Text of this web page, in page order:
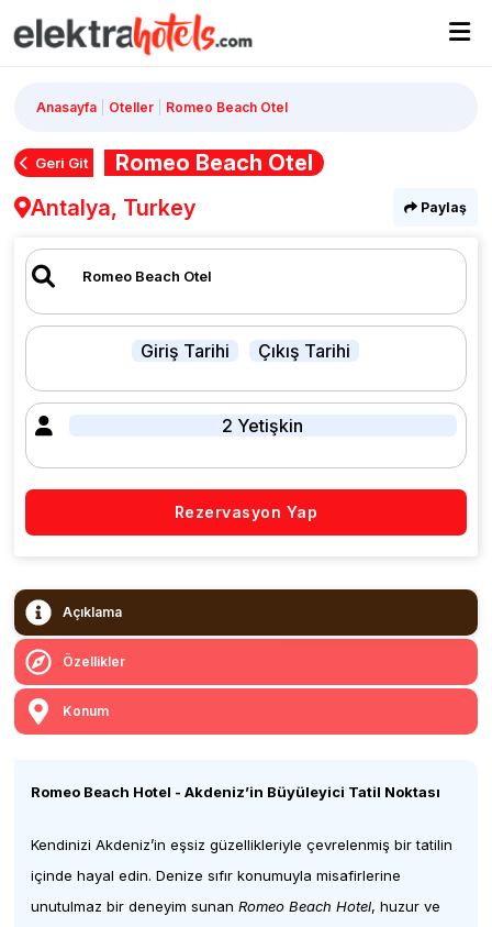
Anasayfa Oteller Romeo Beach Otel
Geri Git
Romeo Beach Otel
Antalya, Turkey
Paylaş
Giriş Tarihi Çıkış Tarihi
2 Yetişkin
Rezervasyon Yap
Açıklama
Özellikler
Konum
Romeo Beach Hotel - Akdeniz’in Büyüleyici Tatil Noktası
Kendinizi Akdeniz’in eşsiz güzellikleriyle çevrelenmiş bir tatilin
içinde hayal edin. Denize sıfır konumuyla misafirlerine
unutulmaz bir deneyim sunanRomeo Beach Hotel, huzur ve